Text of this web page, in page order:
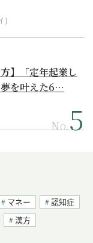
)
】「定年起業し
を叶えた6…
No.
マネー
認知症
漢方